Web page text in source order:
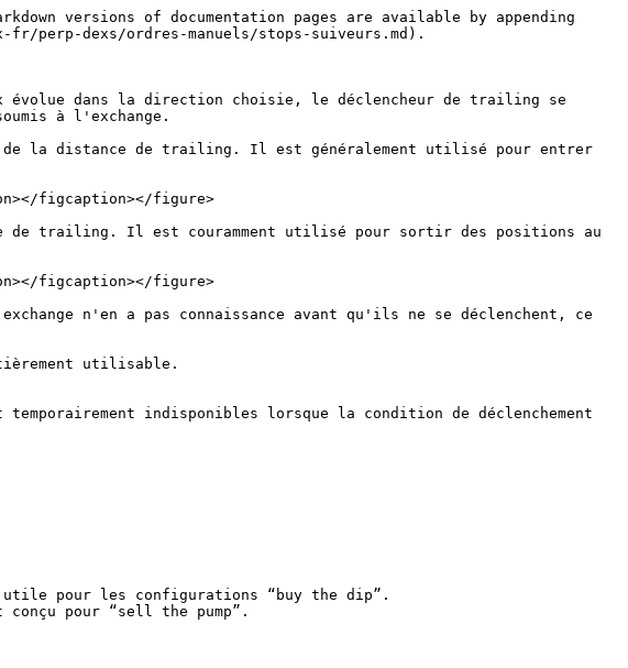
versions of documentation pages are available by appending
perp-dexs/ordres-manuels/stops-suiveurs.md).
évolue dans la direction choisie, le déclencheur de trailing se
à l'exchange.
la distance de trailing. Il est généralement utilisé pour entrer
figcaption></figure>
de trailing. Il est couramment utilisé pour sortir des positions au
figcaption></figure>
n'en a pas connaissance avant qu'ils ne se déclenchent, ce
utilisable.
indisponibles lorsque la condition de déclenchement
pour les configurations “buy the dip”.
pour “sell the pump”.